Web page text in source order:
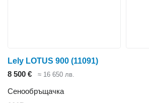
Lely LOTUS 900 (11091)
8 500 €
≈ 16 650 лв.
Сенообръщачка